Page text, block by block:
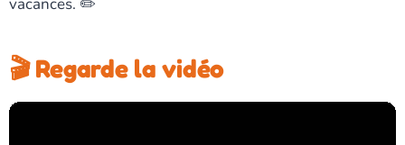
vacances. ✏️
🎬 Regarde la vidéo